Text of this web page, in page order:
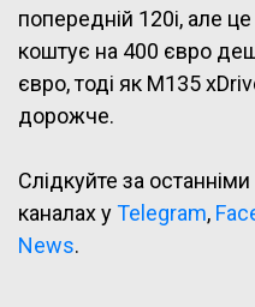
попередній 120i, але
коштує на 400 євро
євро, тоді як M135
дорожче.
Слідкуйте за
каналах уTelegram,
News.